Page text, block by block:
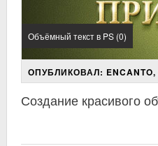
Объёмный текст в PS (0)
ОПУБЛИКОВАЛ: ENCANTO,
Создание красивого